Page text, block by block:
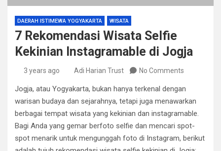
DAERAH ISTIMEWA YOGYAKARTA WISATA
7 Rekomendasi Wisata Selfie
Kekinian Instagramable di Jogja
3 years ago Adi Harian Trust No Comments
Jogja, atau Yogyakarta, bukan hanya terkenal dengan
warisan budaya dan sejarahnya, tetapi juga menawarkan
berbagai tempat wisata yang kekinian dan instagramable.
Bagi Anda yang gemar berfoto selfie dan mencari spot-
spot menarik untuk mengunggah foto di Instagram, berikut